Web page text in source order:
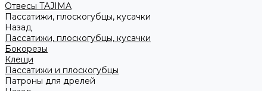
Отвесы TAJIMA
Пассатижи, плоскогубцы, кусачки
Назад
Пассатижи, плоскогубцы, кусачки
Бокорезы
Клещи
Пассатижи и плоскогубцы
Патроны для дрелей